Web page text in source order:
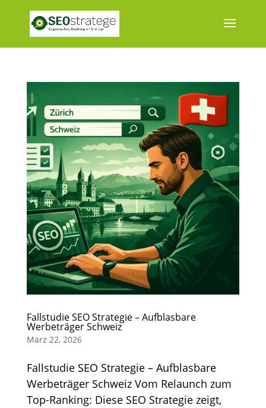
Fallstudie SEO Strategie – Aufblasbare
Werbeträger Schweiz
März 22, 2026
Fallstudie SEO Strategie – Aufblasbare
Werbeträger Schweiz Vom Relaunch zum
Top-Ranking: Diese SEO Strategie zeigt,